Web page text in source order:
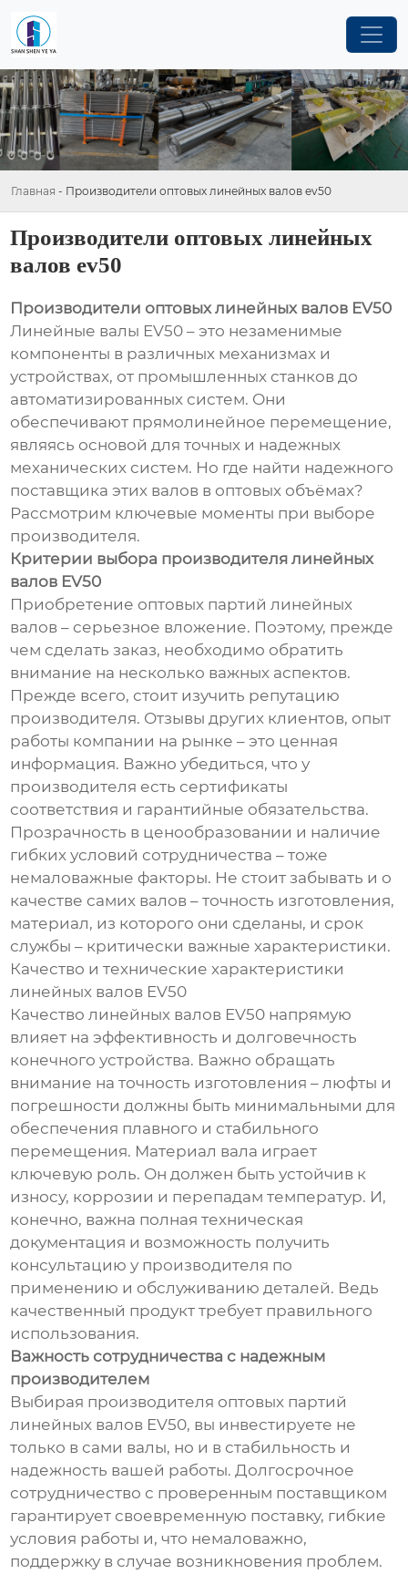
Главная - Производители оптовых линейных валов ev50
Производители оптовых линейных
валов ev50
Производители оптовых линейных валов EV50
Линейные валы EV50 – это незаменимые
компоненты в различных механизмах и
устройствах, от промышленных станков до
автоматизированных систем. Они
обеспечивают прямолинейное перемещение,
являясь основой для точных и надежных
механических систем. Но где найти надежного
поставщика этих валов в оптовых объёмах?
Рассмотрим ключевые моменты при выборе
производителя.
Критерии выбора производителя линейных
валов EV50
Приобретение оптовых партий линейных
валов – серьезное вложение. Поэтому, прежде
чем сделать заказ, необходимо обратить
внимание на несколько важных аспектов.
Прежде всего, стоит изучить репутацию
производителя. Отзывы других клиентов, опыт
работы компании на рынке – это ценная
информация. Важно убедиться, что у
производителя есть сертификаты
соответствия и гарантийные обязательства.
Прозрачность в ценообразовании и наличие
гибких условий сотрудничества – тоже
немаловажные факторы. Не стоит забывать и о
качестве самих валов – точность изготовления,
материал, из которого они сделаны, и срок
службы – критически важные характеристики.
Качество и технические характеристики
линейных валов EV50
Качество линейных валов EV50 напрямую
влияет на эффективность и долговечность
конечного устройства. Важно обращать
внимание на точность изготовления – люфты и
погрешности должны быть минимальными для
обеспечения плавного и стабильного
перемещения. Материал вала играет
ключевую роль. Он должен быть устойчив к
износу, коррозии и перепадам температур. И,
конечно, важна полная техническая
документация и возможность получить
консультацию у производителя по
применению и обслуживанию деталей. Ведь
качественный продукт требует правильного
использования.
Важность сотрудничества с надежным
производителем
Выбирая производителя оптовых партий
линейных валов EV50, вы инвестируете не
только в сами валы, но и в стабильность и
надежность вашей работы. Долгосрочное
сотрудничество с проверенным поставщиком
гарантирует своевременную поставку, гибкие
условия работы и, что немаловажно,
поддержку в случае возникновения проблем.